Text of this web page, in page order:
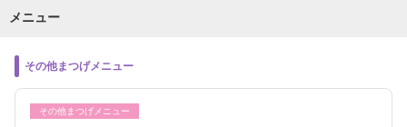
メニュー
その他まつげメニュー
その他まつげメニュー